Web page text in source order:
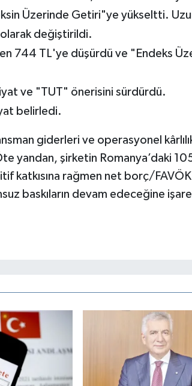
Üzerinde Getiri"ye yükseltti.
değiştirildi.
744 TL'ye düşürdü ve "Endeks
ve "TUT" önerisini sürdürdü.
belirledi.
giderleri ve operasyonel
yandan, şirketin Romanya’daki
katkısına rağmen net borç/FAVÖK
baskıların devam edeceğine